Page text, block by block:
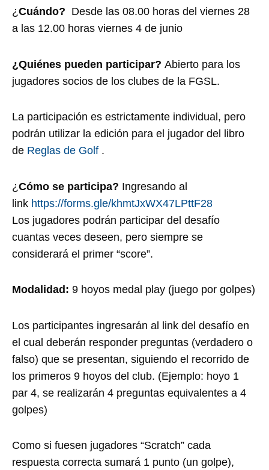
¿Cuándo? Desde las 08.00 horas del viernes 28
a las 12.00 horas viernes 4 de junio
¿Quiénes pueden participar? Abierto para los
jugadores socios de los clubes de la FGSL.
La participación es estrictamente individual, pero
podrán utilizar la edición para el jugador del libro
de Reglas de Golf .
¿ Cómo se participa? Ingresando al
link https://forms.gle/khmtJxWX47LPttF28
Los jugadores podrán participar del desafío
cuantas veces deseen, pero siempre se
considerará el primer “score”.
Modalidad: 9 hoyos medal play (juego por golpes)
Los participantes ingresarán al link del desafío en
el cual deberán responder preguntas (verdadero o
falso) que se presentan, siguiendo el recorrido de
los primeros 9 hoyos del club. (Ejemplo: hoyo 1
par 4, se realizarán 4 preguntas equivalentes a 4
golpes)
Como si fuesen jugadores “Scratch” cada
respuesta correcta sumará 1 punto (un golpe),